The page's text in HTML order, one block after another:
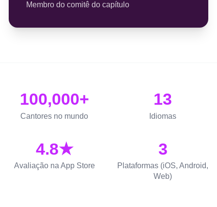
Membro do comitê do capítulo
100,000+
Cantores no mundo
13
Idiomas
4.8★
Avaliação na App Store
3
Plataformas (iOS, Android,
Web)